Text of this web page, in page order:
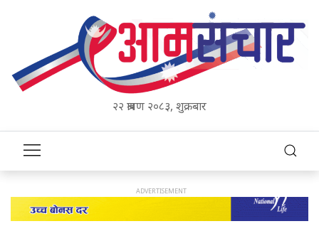
२२ श्रावण २०८३, शुक्रबार